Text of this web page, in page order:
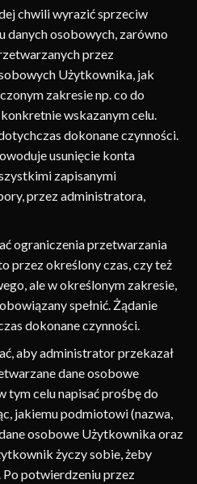
chwili wyrazić sprzeciw
osobowych, zarówno
przez
Użytkownika, jak
zakresie np. co do
wskazanym celu.
dokonane czynności.
usunięcie konta
zapisanymi
przez administratora,
ograniczenia przetwarzania
przez określony czas, czy też
ale w określonym zakresie,
spełnić. Żądanie
dokonane czynności.
aby administrator przekazał
dane osobowe
tym celu napisać prośbę do
jakiemu podmiotowi (nazwa,
osobowe Użytkownika oraz
życzy sobie, żeby
potwierdzeniu przez